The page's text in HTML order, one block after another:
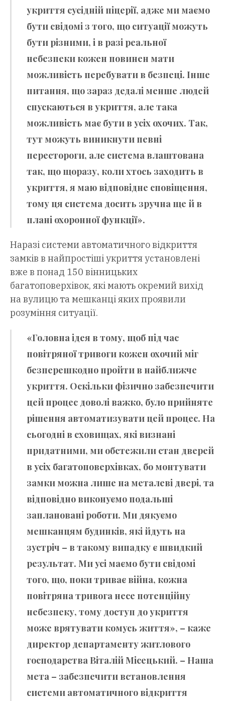
укриття сусідній піцерії, адже ми маємо
бути свідомі з того, що ситуації можуть
бути різними, і в разі реальної
небезпеки кожен повинен мати
можливість перебувати в безпеці. Інше
питання, що зараз дедалі менше людей
спускаються в укриття, але така
можливість має бути в усіх охочих. Так,
тут можуть виникнути певні
перестороги, але система влаштована
так, що щоразу, коли хтось заходить в
укриття, я маю відповідне сповіщення,
тому ця система досить зручна ще й в
плані охоронної функції».
Наразі системи автоматичного відкриття
замків в найпростіші укриття установлені
вже в понад 150 вінницьких
багатоповерхівок, які мають окремий вихід
на вулицю та мешканці яких проявили
розуміння ситуації.
«Головна ідея в тому, щоб під час
повітряної тривоги кожен охочий міг
безперешкодно пройти в найближче
укриття. Оскільки фізично забезпечити
цей процес доволі важко, було прийняте
рішення автоматизувати цей процес. На
сьогодні в сховищах, які визнані
придатними, ми обстежили стан дверей
в усіх багатоповерхівках, бо монтувати
замки можна лише на металеві двері, та
відповідно виконуємо подальші
заплановані роботи. Ми дякуємо
мешканцям будинків, які йдуть на
зустріч – в такому випадку є швидкий
результат. Ми усі маємо бути свідомі
того, що, поки триває війна, кожна
повітряна тривога несе потенційну
небезпеку, тому доступ до укриття
може врятувати комусь життя», – каже
директор департаменту житлового
господарства Віталій Місецький. – Наша
мета – забезпечити встановлення
системи автоматичного відкриття